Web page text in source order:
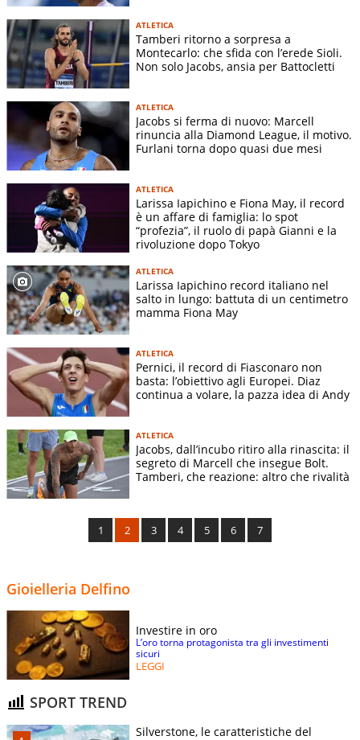
ATLETICA
Tamberi ritorno a sorpresa a
Montecarlo: che sfida con l’erede Sioli.
Non solo Jacobs, ansia per Battocletti
ATLETICA
Jacobs si ferma di nuovo: Marcell
rinuncia alla Diamond League, il motivo.
Furlani torna dopo quasi due mesi
ATLETICA
Larissa Iapichino e Fiona May, il record
è un affare di famiglia: lo spot
“profezia”, il ruolo di papà Gianni e la
rivoluzione dopo Tokyo
ATLETICA
Larissa Iapichino record italiano nel
salto in lungo: battuta di un centimetro
mamma Fiona May
ATLETICA
Pernici, il record di Fiasconaro non
basta: l’obiettivo agli Europei. Diaz
continua a volare, la pazza idea di Andy
ATLETICA
Jacobs, dall’incubo ritiro alla rinascita: il
segreto di Marcell che insegue Bolt.
Tamberi, che reazione: altro che rivalità
1 2 3 4 5 6 7
Gioielleria Delfino
Investire in oro
L’oro torna protagonista tra gli investimenti
sicuri
LEGGI
SPORT TREND
Silverstone, le caratteristiche del